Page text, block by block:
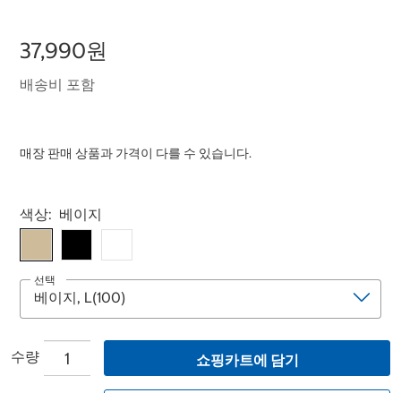
37,990원
배송비 포함
매장 판매 상품과 가격이 다를 수 있습니다.
Select product
색상: 베이지
선택
수량 쇼핑카트에 담기